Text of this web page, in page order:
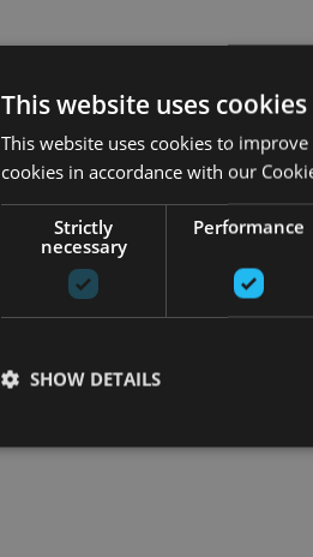
This website uses cookies
This website uses cookies to
cookies in accordance with our
Strictly
necessary
Performance
SHOW DETAILS